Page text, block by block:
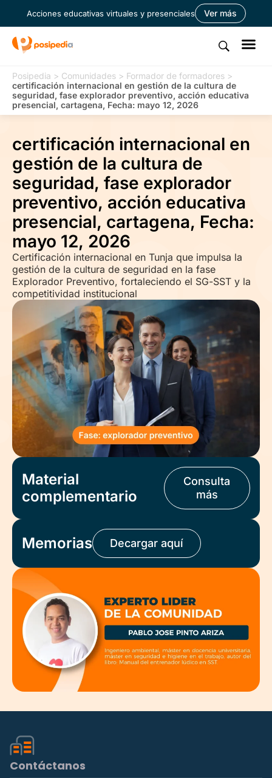
Acciones educativas virtuales y presenciales Ver más
Posipedia > Comunidades > Formador de formadores >
certificación internacional en gestión de la cultura de
seguridad, fase explorador preventivo, acción educativa
presencial, cartagena, Fecha: mayo 12, 2026
certificación internacional en
gestión de la cultura de
seguridad, fase explorador
preventivo, acción educativa
presencial, cartagena, Fecha:
mayo 12, 2026
Certificación internacional en Tunja que impulsa la
gestión de la cultura de seguridad en la fase
Explorador Preventivo, fortaleciendo el SG-SST y la
competitividad institucional
Material
complementario
Consulta
más
Memorias Decargar aquí
Contáctanos